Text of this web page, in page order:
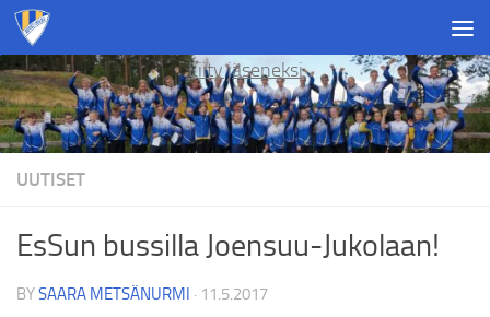
Skip to content
Liity jäseneksi
UUTISET
EsSun bussilla Joensuu-Jukolaan!
BYSAARA METSÄNURMI · 11.5.2017